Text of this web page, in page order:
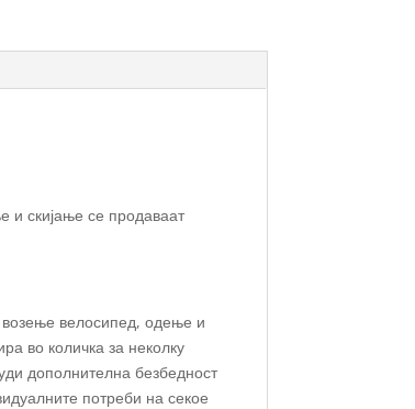
и скијање се продаваат
велосипед, одење и
во количка за неколку
дополнителна безбедност
потреби на секое